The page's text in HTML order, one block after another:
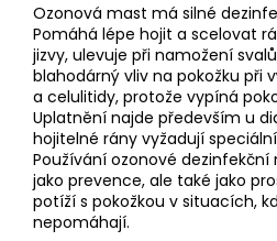
Ozonová mast má silné
Pomáhá lépe hojit a scelovat
jizvy, ulevuje při namožení
blahodárný vliv na pokožku při
a celulitidy, protože vypíná
Uplatnění najde především u
hojitelné rány vyžadují
Používání ozonové
jako prevence, ale také jako
potíží s pokožkou v situacích,
nepomáhají.